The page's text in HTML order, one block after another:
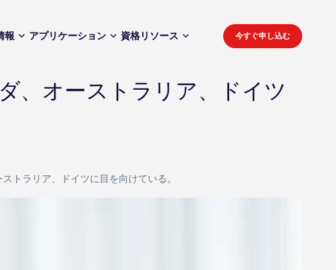
報 アプリケーション 資格リソース 今すぐ申し込む
、オーストラリア、ドイツ
トラリア、ドイツに目を向けている。